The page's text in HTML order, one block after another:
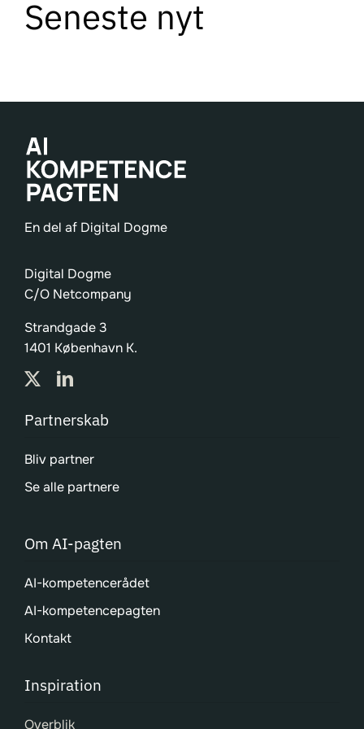
Seneste nyt
En del af Digital Dogme
Digital Dogme
C/O Netcompany
Strandgade 3
1401 København K.
Partnerskab
Bliv partner
Se alle partnere
Om AI-pagten
AI-kompetencerådet
AI-kompetencepagten
Kontakt
Inspiration
Overblik